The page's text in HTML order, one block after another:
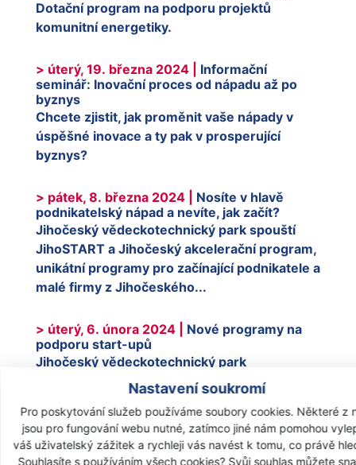
Nastavení soukromí
Pro poskytování služeb používáme soubory cookies. Některé z
jsou pro fungování webu nutné, zatímco jiné nám pomohou
váš uživatelský zážitek a rychleji vás navést k tomu, co právě
Souhlasíte s používáním všech cookies? Svůj souhlas můžete
Dotační program na podporu projektů
komunitní energetiky.
> úterý, 19. března 2024 | Informační
seminář: Inovační proces od nápadu až po
byznys
Chcete zjistit, jak proměnit vaše nápady v
úspěšné inovace a ty pak v prosperující
byznys?
> pátek, 8. března 2024 | Nosíte v hlavě
podnikatelský nápad a nevíte, jak začít?
Jihočeský vědeckotechnický park spouští
JihoSTART a Jihočeský akcelerační program,
unikátní programy pro začínající podnikatele a
malé firmy z Jihočeského...
> úterý, 6. února 2024 | Nové programy na
podporu start-upů
Jihočeský vědeckotechnický park
představuje dva nové programy pro podporu
> středa, 17. ledna 2024 |Jihočeský kraj
podpoří projekty komunitní energetiky